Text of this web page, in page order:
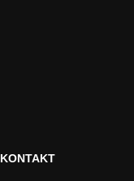
KONTAKT